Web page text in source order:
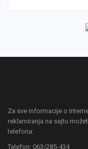
Za sve informacije o
reklamiranja na sajtu
telefona:
Telefon: 063/285-434